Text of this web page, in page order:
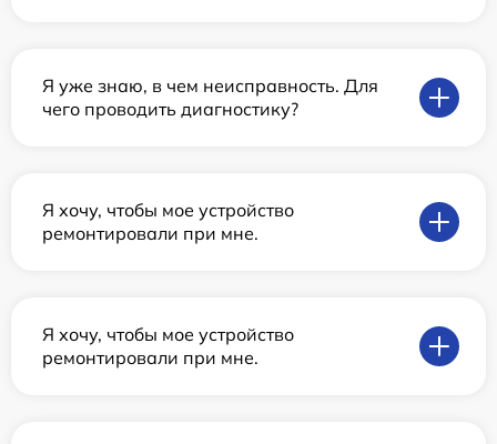
Я уже знаю, в чем неисправность. Для
чего проводить диагностику?
Я хочу, чтобы мое устройство
ремонтировали при мне.
Я хочу, чтобы мое устройство
ремонтировали при мне.